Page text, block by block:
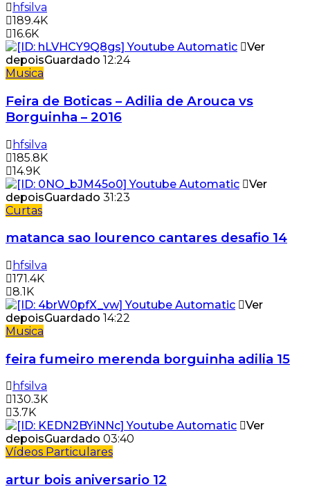
hfsilva
189.4K
16.6K
Ver
depoisGuardado 12:24
Musica
Feira de Boticas – Adilia de Arouca vs
Borguinha – 2016
hfsilva
185.8K
14.9K
Ver
depoisGuardado 31:23
Curtas
matanca sao lourenco cantares desafio 14
hfsilva
171.4K
8.1K
Ver
depoisGuardado 14:22
Musica
feira fumeiro merenda borguinha adilia 15
hfsilva
130.3K
3.7K
Ver
depoisGuardado 03:40
Vídeos Particulares
artur bois aniversario 12